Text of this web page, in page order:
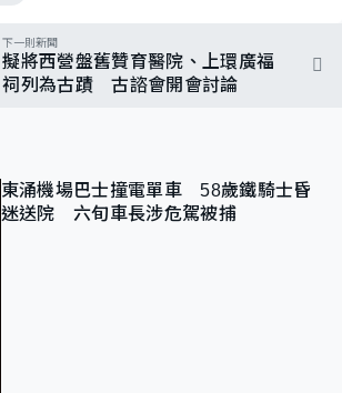
下一則新聞
擬將西營盤舊贊育醫院、上環廣福
祠列為古蹟 古諮會開會討論
東涌機場巴士撞電單車 58歲鐵騎士昏
迷送院 六旬車長涉危駕被捕